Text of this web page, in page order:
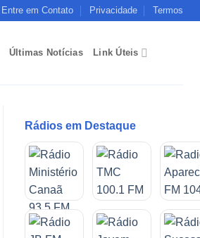
Entre em Contato Privacidade Termos
Últimas Notícias Link Úteis
Rádios em Destaque